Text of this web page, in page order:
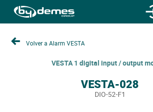
Volver a Alarm VESTA
VESTA 1 digital input / output
VESTA-028
DIO-52-F1